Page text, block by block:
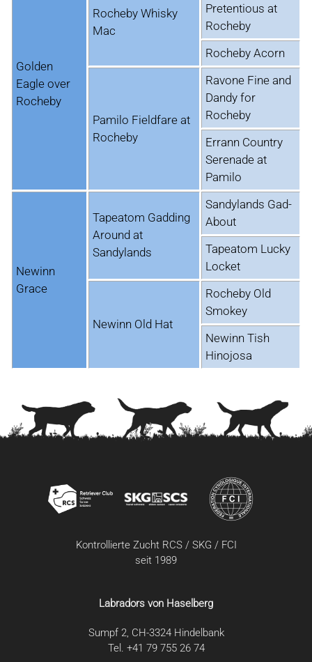
Golden
Eagle over
Rocheby
Rocheby Whisky
Mac
Pretentious at
Rocheby
Rocheby Acorn
Pamilo Fieldfare at
Rocheby
Ravone Fine and
Dandy for
Rocheby
Errann Country
Serenade at
Pamilo
Newinn
Grace
Tapeatom Gadding
Around at
Sandylands
Sandylands Gad-
About
Tapeatom Lucky
Locket
Newinn Old Hat
Rocheby Old
Smokey
Newinn Tish
Hinojosa
Kontrollierte Zucht RCS / SKG / FCI
seit 1989
Labradors von Haselberg
Sumpf 2, CH-3324 Hindelbank
Tel. +41 79 755 26 74